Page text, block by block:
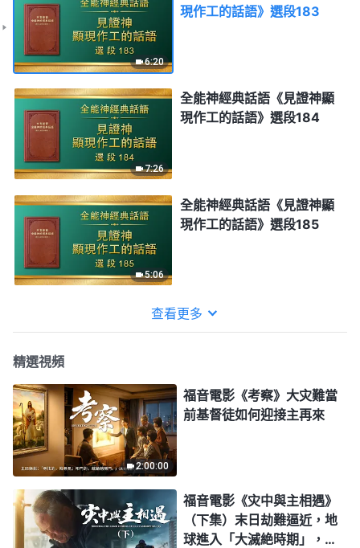
6:20
現作工的話語》選段183
7:26
全能神經典話語《見證神顯
現作工的話語》選段184
5:06
全能神經典話語《見證神顯
現作工的話語》選段185
查看更多
精選視頻
2:00:00
福音電影《考察》大灾難當
前基督徒如何迎接主再來
福音電影《灾中與主相遇》
（下集）末日劫難逼近，地
球進入「大滅絶時期」，人